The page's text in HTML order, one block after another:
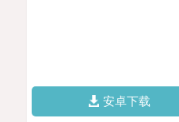
安卓下载